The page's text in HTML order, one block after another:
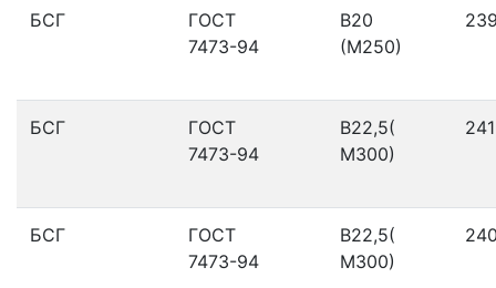
БСГ
ГОСТ
7473-94
В20
(М250)
БСГ
ГОСТ
7473-94
В22,5(
М300)
БСГ
ГОСТ
7473-94
В22,5(
М300)